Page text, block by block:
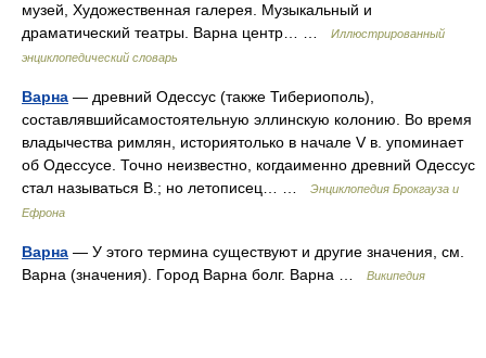
музей, Художественная галерея. Музыкальный и
драматический театры. Варна центр… …
Иллюстрированный
энциклопедический словарь
Варна — древний Одессус (также Тибеpиополь),
составлявшийсамостоятельную эллинскую колонию. Во время
владычества римлян, историятолько в начале V в. упоминает
об Одессусе. Точно неизвестно, когдаименно древний Одессус
стал называться В.; но летописец… …
Энциклопедия Брокгауза и
Ефрона
Варна — У этого термина существуют и другие значения, см.
Варна (значения). Город Варна болг. Варна …
Википедия